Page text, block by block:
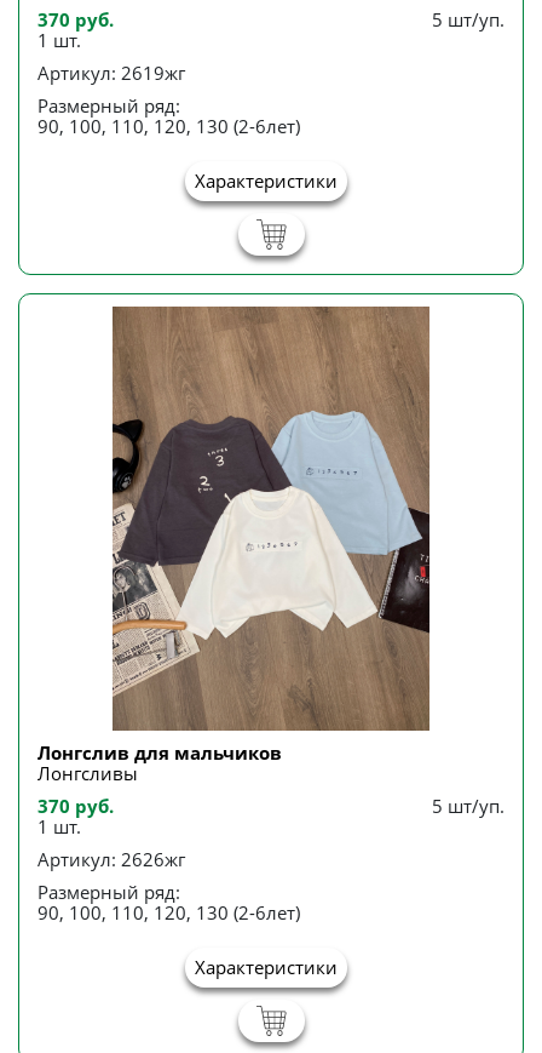
370 руб.
1 шт.
5 шт/уп.
Артикул: 2619жг
Размерный ряд:
90, 100, 110, 120, 130 (2-6лет)
Характеристики
Лонгслив для мальчиков
Лонгсливы
370 руб.
1 шт.
5 шт/уп.
Артикул: 2626жг
Размерный ряд:
90, 100, 110, 120, 130 (2-6лет)
Характеристики